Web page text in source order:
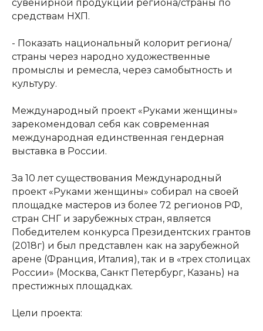
сувенирной продукции региона/страны по
средствам НХП.
- Показать национальный колорит региона/
страны через народно художественные
промыслы и ремесла, через самобытность и
культуру.
Международный проект «Руками женщины»
зарекомендовал себя как современная
международная единственная гендерная
выставка в России.
За 10 лет существования Международный
проект «Руками женщины» собирал на своей
площадке мастеров из более 72 регионов РФ,
стран СНГ и зарубежных стран, является
Победителем конкурса Президентских грантов
(2018г) и был представлен как на зарубежной
арене (Франция, Италия), так и в «трех столицах
России» (Москва, Санкт Петербург, Казань) на
престижных площадках.
Цели проекта: